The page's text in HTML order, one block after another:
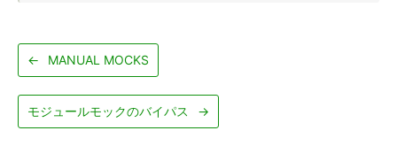
← MANUAL MOCKS
モジュールモックのバイパス →